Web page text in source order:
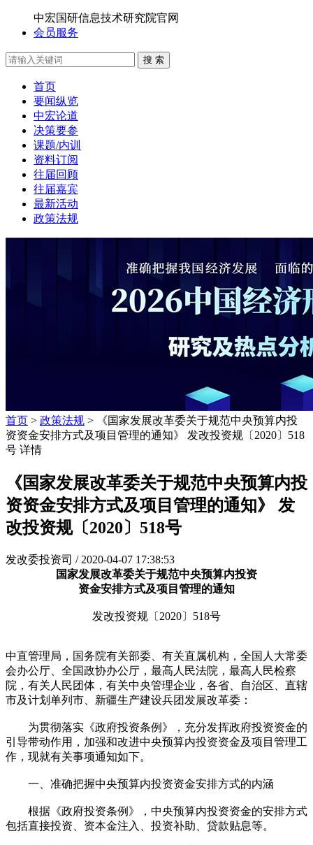
中宏国研信息技术研究院官网
会员服务
搜 索
首页
要闻纵览
中宏论道
决策要参
课题/内训
资料订阅
往届回顾
往届嘉宾
最新活动
政策法规
首页 > 政策法规 > 《国家发展改革委关于规范中央预算内投
资资金安排方式及项目管理的通知》 发改投资规〔2020〕518
号 详情
《国家发展改革委关于规范中央预算内投
资资金安排方式及项目管理的通知》 发
改投资规〔2020〕518号
发改委投资司 / 2020-04-07 17:38:53
国家发展改革委关于规范中央预算内投资
资金安排方式及项目管理的通知
发改投资规〔2020〕518号
中直管理局，国务院有关部委、有关直属机构，全国人大常委
会办公厅、全国政协办公厅，最高人民法院，最高人民检察
院，有关人民团体，有关中央管理企业，各省、自治区、直辖
市及计划单列市、新疆生产建设兵团发展改革委：
为贯彻落实《政府投资条例》，充分发挥政府投资资金的
引导带动作用，加强和改进中央预算内投资资金及项目管理工
作，现就有关事项通知如下。
一、准确把握中央预算内投资资金安排方式的内涵
根据《政府投资条例》，中央预算内投资资金的安排方式
包括直接投资、资本金注入、投资补助、贷款贴息等。